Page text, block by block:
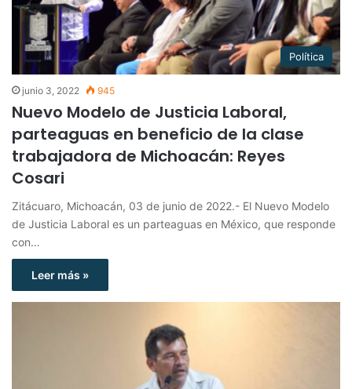
Política
junio 3, 2022 945
Nuevo Modelo de Justicia Laboral,
parteaguas en beneficio de la clase
trabajadora de Michoacán: Reyes
Cosari
Zitácuaro, Michoacán, 03 de junio de 2022.- El Nuevo Modelo
de Justicia Laboral es un parteaguas en México, que responde
con…
Leer más »